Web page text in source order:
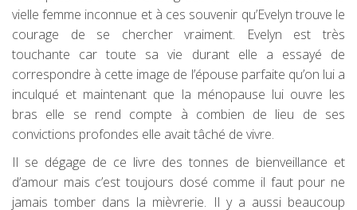
vielle femme inconnue et à ces souvenir qu’Evelyn trouve le
courage de se chercher vraiment. Evelyn est très
touchante car toute sa vie durant elle a essayé de
correspondre à cette image de l’épouse parfaite qu’on lui a
inculqué et maintenant que la ménopause lui ouvre les
bras elle se rend compte à combien de lieu de ses
convictions profondes elle avait tâché de vivre.
Il se dégage de ce livre des tonnes de bienveillance et
d’amour mais c’est toujours dosé comme il faut pour ne
jamais tomber dans la mièvrerie. Il y a aussi beaucoup